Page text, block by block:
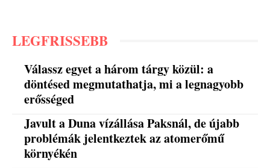
LEGFRISSEBB
Válassz egyet a három tárgy közül: a
döntésed megmutathatja, mi a legnagyobb
erősséged
Javult a Duna vízállása Paksnál, de újabb
problémák jelentkeztek az atomerőmű
környékén